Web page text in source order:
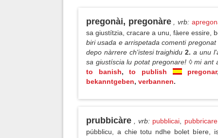
pregonài, pregonàre , vrb:
sa giustítzia, cracare a unu, fàere essire,
biri usada e arrispetada comenti
depo nàrrere ch'istesi traighidu2.a unu
sa giustíscia lu potat pregonare! ◊ mi
to banish, to publish pregonar
bekanntgeben, verbannen.
prubbicàre , vrb: pubblicai
pubbricare
púbblicu, a chie totu ndhe bolet bíere,